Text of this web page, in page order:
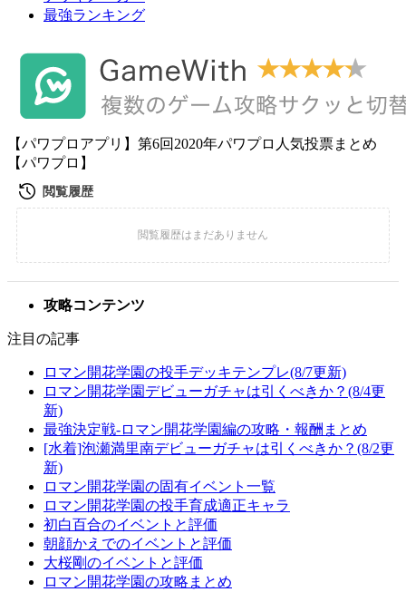
最強ランキング
【パワプロアプリ】第6回2020年パワプロ人気投票まとめ
【パワプロ】
攻略コンテンツ
注目の記事
ロマン開花学園の投手デッキテンプレ(8/7更新)
ロマン開花学園デビューガチャは引くべきか？(8/4更
新)
最強決定戦-ロマン開花学園編の攻略・報酬まとめ
[水着]泡瀬満里南デビューガチャは引くべきか？(8/2更
新)
ロマン開花学園の固有イベント一覧
ロマン開花学園の投手育成適正キャラ
初白百合のイベントと評価
朝顔かえでのイベントと評価
大桜剛のイベントと評価
ロマン開花学園の攻略まとめ